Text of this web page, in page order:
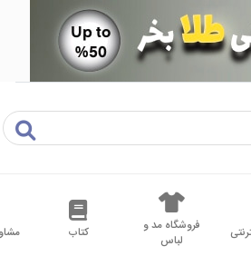
فروشگاه مد و
لباس
کتاب